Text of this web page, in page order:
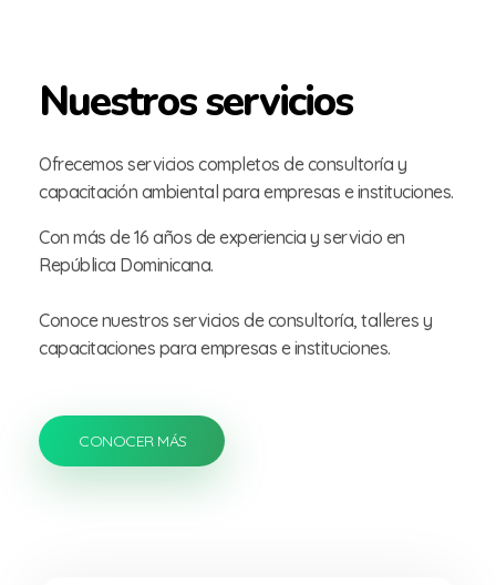
Nuestros servicios
Ofrecemos servicios completos de consultoría y
capacitación ambiental para empresas e instituciones.
Con más de 16 años de experiencia y servicio en
República Dominicana.
Conoce nuestros servicios de consultoría, talleres y
capacitaciones para empresas e instituciones.
CONOCER MÁS